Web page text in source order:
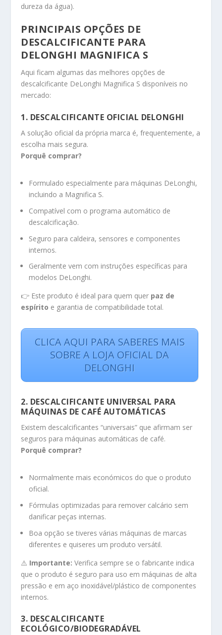
dureza da água).
PRINCIPAIS OPÇÕES DE
DESCALCIFICANTE PARA
DELONGHI MAGNIFICA S
Aqui ficam algumas das melhores opções de
descalcificante DeLonghi Magnifica S disponíveis no
mercado:
1. DESCALCIFICANTE OFICIAL DELONGHI
A solução oficial da própria marca é, frequentemente, a
escolha mais segura.
Porquê comprar?
Formulado especialmente para máquinas DeLonghi,
incluindo a Magnifica S.
Compatível com o programa automático de
descalcificação.
Seguro para caldeira, sensores e componentes
internos.
Geralmente vem com instruções específicas para
modelos DeLonghi.
👉 Este produto é ideal para quem quer paz de
espírito e garantia de compatibilidade total.
CLICA AQUI PARA SABERES MAIS
SOBRE A LOJA OFICIAL DA
DELONGHI
2. DESCALCIFICANTE UNIVERSAL PARA
MÁQUINAS DE CAFÉ AUTOMÁTICAS
Existem descalcificantes “universais” que afirmam ser
seguros para máquinas automáticas de café.
Porquê comprar?
Normalmente mais económicos do que o produto
oficial.
Fórmulas optimizadas para remover calcário sem
danificar peças internas.
Boa opção se tiveres várias máquinas de marcas
diferentes e quiseres um produto versátil.
⚠️ Importante: Verifica sempre se o fabricante indica
que o produto é seguro para uso em máquinas de alta
pressão e em aço inoxidável/plástico de componentes
internos.
3. DESCALCIFICANTE
ECOLÓGICO/BIODEGRADÁVEL